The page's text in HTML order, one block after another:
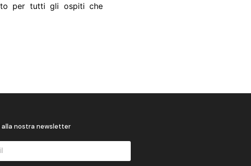
per tutti gli ospiti che
alla nostra newsletter